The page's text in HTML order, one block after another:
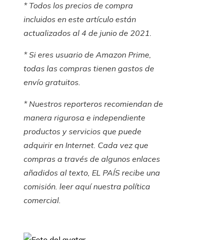
* Todos los precios de compra
incluidos en este artículo están
actualizados al 4 de junio de 2021.
* Si eres usuario de Amazon Prime,
todas las compras tienen gastos de
envío gratuitos.
* Nuestros reporteros recomiendan de
manera rigurosa e independiente
productos y servicios que puede
adquirir en Internet. Cada vez que
compras a través de algunos enlaces
añadidos al texto, EL PAÍS recibe una
comisión. leeraquí nuestra política
comercial.